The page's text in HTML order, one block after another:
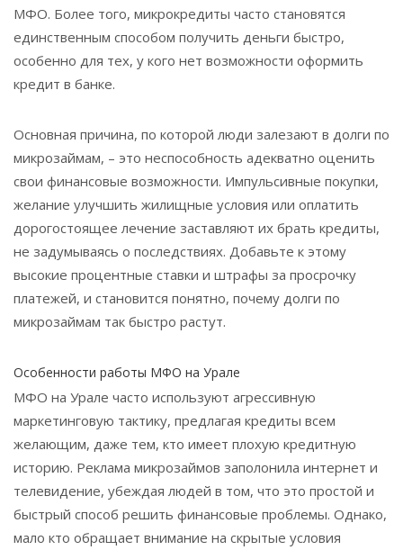
МФО. Более того, микрокредиты часто становятся
единственным способом получить деньги быстро,
особенно для тех, у кого нет возможности оформить
кредит в банке.
Основная причина, по которой люди залезают в долги по
микрозаймам, – это неспособность адекватно оценить
свои финансовые возможности. Импульсивные покупки,
желание улучшить жилищные условия или оплатить
дорогостоящее лечение заставляют их брать кредиты,
не задумываясь о последствиях. Добавьте к этому
высокие процентные ставки и штрафы за просрочку
платежей, и становится понятно, почему долги по
микрозаймам так быстро растут.
Особенности работы МФО на Урале
МФО на Урале часто используют агрессивную
маркетинговую тактику, предлагая кредиты всем
желающим, даже тем, кто имеет плохую кредитную
историю. Реклама микрозаймов заполонила интернет и
телевидение, убеждая людей в том, что это простой и
быстрый способ решить финансовые проблемы. Однако,
мало кто обращает внимание на скрытые условия